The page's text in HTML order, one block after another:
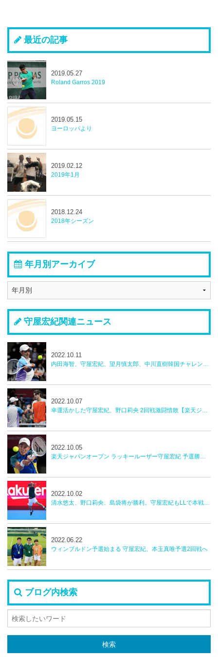
最近の記事
Roland Garros 2019
2019.05.27
ヨーロッパより
2019.05.15
2019年1月
2019.02.12
2018年シーズン
2018.12.24
年月別アーカイブ
守屋宏紀関連ニュース
内田海智、守屋宏紀、望月慎太郎、中川直樹韓国チャレンジャー
2022.10.11
幸運活かした守屋宏紀、野口莉央 2回戦激闘惜敗【楽天ジャパンオープン】
2022.10.07
楽天ジャパンオープン ラッキールーザー守屋宏紀 予選勝者野口莉央 勝利 2回戦へ
2022.10.05
清水悠太、野口莉央、島袋将が勝利。守屋宏紀もLLで本戦へ！【楽天ジャパンオープンテニス】
2022.10.02
ウィンブルドン予選始まる 守屋宏紀、本玉真唯予選2回戦へ
2022.06.22
ブログ内検索